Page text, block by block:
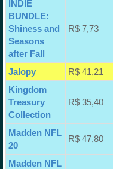
INDIE
BUNDLE:
Shiness and
Seasons
after Fall
R$ 7,73
Jalopy R$ 41,21
Kingdom
Treasury
Collection
R$ 35,40
Madden NFL
20
R$ 47,80
Madden NFL